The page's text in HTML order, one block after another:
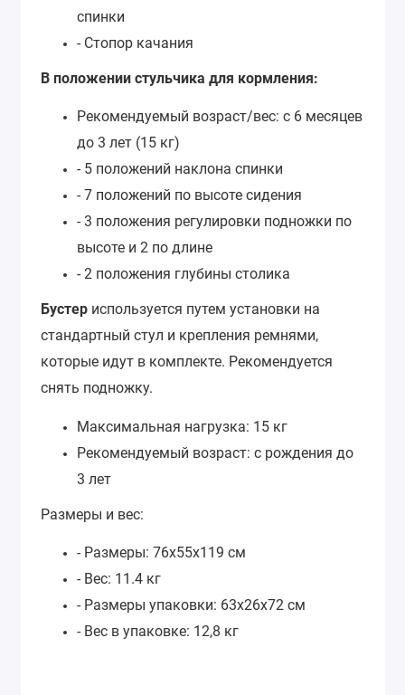
спинки
- Стопор качания
В положении стульчика для кормления:
Рекомендуемый возраст/вес: с 6 месяцев
до 3 лет (15 кг)
- 5 положений наклона спинки
- 7 положений по высоте сидения
- 3 положения регулировки подножки по
высоте и 2 по длине
- 2 положения глубины столика
Бустер используется путем установки на
стандартный стул и крепления ремнями,
которые идут в комплекте. Рекомендуется
снять подножку.
Максимальная нагрузка: 15 кг
Рекомендуемый возраст: с рождения до
3 лет
Размеры и вес:
- Размеры: 76х55х119 см
- Вес: 11.4 кг
- Размеры упаковки: 63х26х72 см
- Вес в упаковке: 12,8 кг